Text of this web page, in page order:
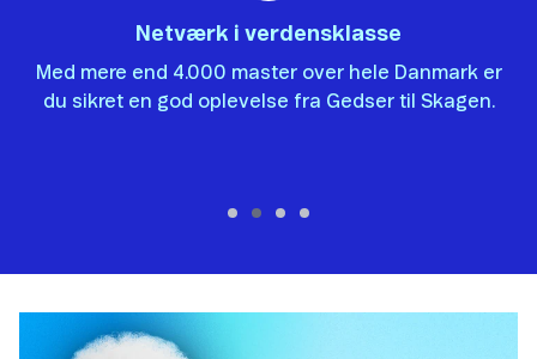
Netværk i verdensklasse
Med mere end 4.000 master over hele Danmark er
du sikret en god oplevelse fra Gedser til Skagen.